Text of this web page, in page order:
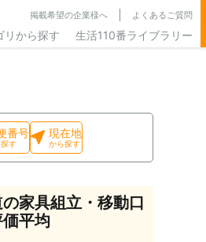
掲載希望の企業様へ よくあるご質問
リから探す 生活110番ライブラリー
番号
す
現在地
から探す
家具組立・移動口
平均